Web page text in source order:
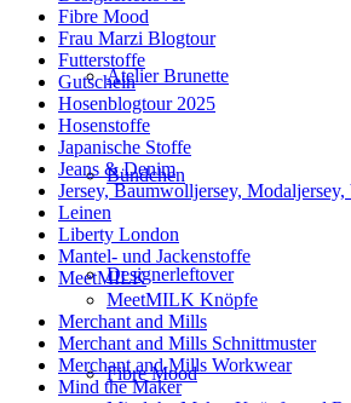
Atelier Brunette
Bündchen
Designerleftover
Fibre Mood
Fibre Mood
Frau Marzi Blogtour
Futterstoffe
Gutschein
Hosenblogtour 2025
Hosenstoffe
Japanische Stoffe
Jeans & Denim
Jersey, Baumwolljersey, Modaljersey,
Leinen
Liberty London
Mantel- und Jackenstoffe
MeetMILK
MeetMILK Knöpfe
Merchant and Mills
Merchant and Mills Schnittmuster
Merchant and Mills Workwear
Mind the Maker